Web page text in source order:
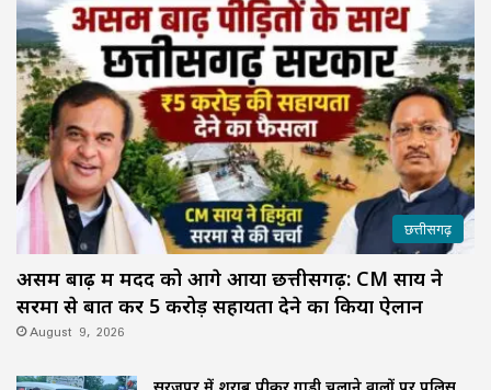
छत्तीसगढ़
असम बाढ़ में मदद को आगे आया छत्तीसगढ़: CM साय ने
सरमा से बात कर ₹5 करोड़ सहायता देने का किया ऐलान
August 9, 2026